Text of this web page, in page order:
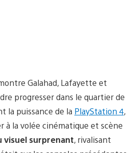
Galahad, Lafayette et
progresser dans le quartier de
la puissance de la PlayStation 4,
à la volée cinématique et scène
visuel surprenant, rivalisant